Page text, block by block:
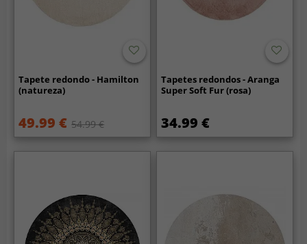
Tapete redondo - Hamilton
(natureza)
49.99 € 54.99 €
Tapetes redondos - Aranga
Super Soft Fur (rosa)
34.99 €